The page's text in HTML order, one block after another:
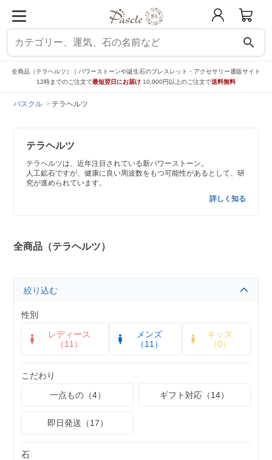
search
全商品（テラヘルツ）｜パワーストーンや誕生石のブレスレット・アクセサリー通販サイト
12時までのご注文で最短翌日にお届け 10,000円以上のご注文で送料無料
パスクル テラヘルツ
テラヘルツ
テラヘルツは、近年注目されている新パワーストーン。
人工鉱石ですが、健康に良い周波数をもつ可能性があるとして、研
究が進められています。
詳しく知る
全商品（テラヘルツ）
絞り込む
性別
レディース
（11）
メンズ
（11）
キッズ
（0）
こだわり
一点もの（4）
ギフト対応（14）
即日発送（17）
石